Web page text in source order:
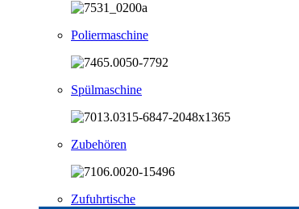
Poliermaschine
Spülmaschine
Zubehören
Zufuhrtische